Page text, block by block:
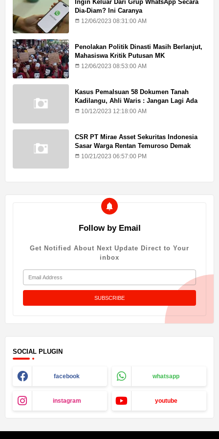
Ingin Keluar Dari Grup WhatsApp Secara
Dia-Diam? Ini Caranya
12/06/2023 08:31:00 AM
Penolakan Politik Dinasti Masih Berlanjut,
Mahasiswa Kritik Putusan MK
12/06/2023 08:53:00 AM
Kasus Pemalsuan 58 Dokumen Tanah
Kadilangu, Ahli Waris : Jangan Lagi Ada
Penundaan Hukuman
10/12/2023 12:18:00 AM
CSR PT Mirae Asset Sekuritas Indonesia
Sasar Warga Rentan Temuroso Demak
10/21/2023 06:57:00 PM
Follow by Email
Get Notified About Next Update Direct to Your
inbox
SOCIAL PLUGIN
facebook whatsapp
instagram youtube